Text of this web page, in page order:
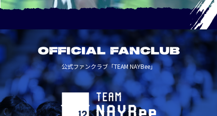
OFFICIAL FANCLUB
公式ファンクラブ「TEAM NAYBee」